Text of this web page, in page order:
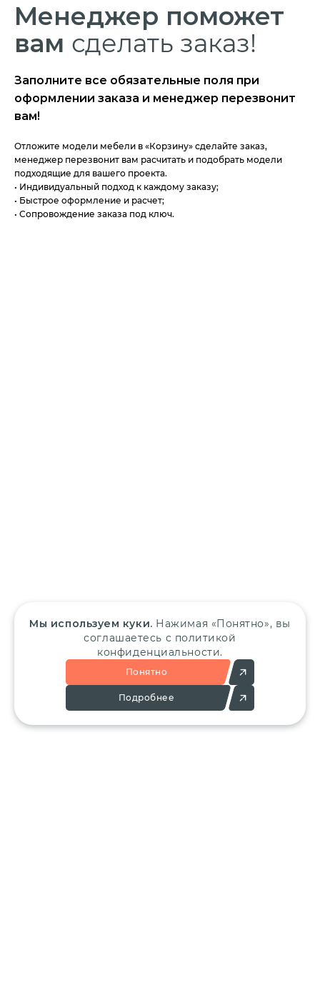
Менеджер поможет
вам сделать заказ!
Заполните все обязательные поля при
оформлении заказа и менеджер перезвонит
вам!
Отложите модели мебели в «Корзину» сделайте заказ,
менеджер перезвонит вам расчитать и подобрать модели
подходящие для вашего проекта.
• Индивидуальный подход к каждому заказу;
• Быстрое оформление и расчет;
• Сопровождение заказа под ключ.
Мы используем куки. Нажимая «Понятно», вы
соглашаетесь с политикой
конфиденциальности.
Понятно
Подробнее